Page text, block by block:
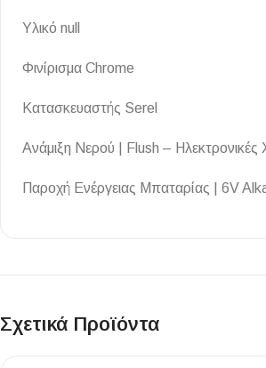
Επένδυσης Τοίχου
Ψηφίδες
Υλικό null
Φινίρισμα Chrome
Κατασκευαστής Serel
Ανάμιξη Νερού | Flush –
Παροχή Ενέργειας Μπαταρίας | 6V
Σχετικά Προϊόντα